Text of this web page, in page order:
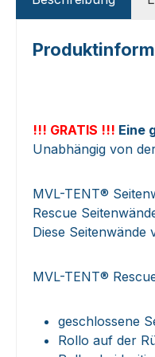
!!! GRATIS !!! Eine
Unabhängig von
MVL-TENT®
Rescue
Diese Seitenwände
MVL-TENT®
geschlossene
Rollo auf der